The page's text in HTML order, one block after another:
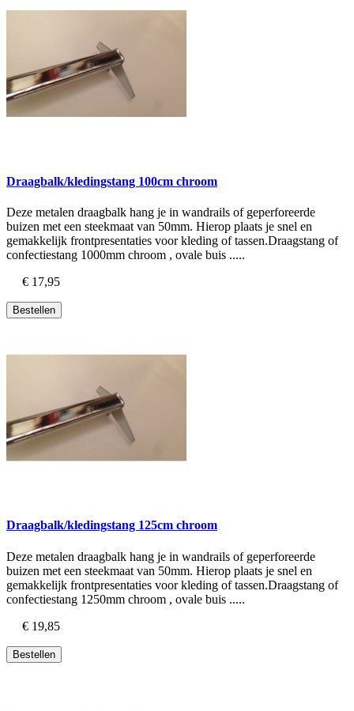
Draagbalk/kledingstang 100cm chroom
Deze metalen draagbalk hang je in wandrails of geperforeerde
buizen met een steekmaat van 50mm. Hierop plaats je snel en
gemakkelijk frontpresentaties voor kleding of tassen.Draagstang of
confectiestang 1000mm chroom , ovale buis .....
€ 17,95
Bestellen
Draagbalk/kledingstang 125cm chroom
Deze metalen draagbalk hang je in wandrails of geperforeerde
buizen met een steekmaat van 50mm. Hierop plaats je snel en
gemakkelijk frontpresentaties voor kleding of tassen.Draagstang of
confectiestang 1250mm chroom , ovale buis .....
€ 19,85
Bestellen